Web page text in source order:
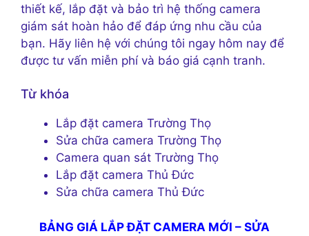
thiết kế, lắp đặt và bảo trì hệ thống camera
giám sát hoàn hảo để đáp ứng nhu cầu của
bạn. Hãy liên hệ với chúng tôi ngay hôm nay để
được tư vấn miễn phí và báo giá cạnh tranh.
Từ khóa
Lắp đặt camera Trường Thọ
Sửa chữa camera Trường Thọ
Camera quan sát Trường Thọ
Lắp đặt camera Thủ Đức
Sửa chữa camera Thủ Đức
BẢNG GIÁ LẮP ĐẶT CAMERA MỚI – SỬA